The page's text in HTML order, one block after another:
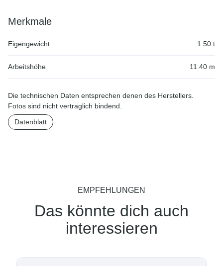
Merkmale
Eigengewicht 1.50 t
Arbeitshöhe 11.40 m
Die technischen Daten entsprechen denen des Herstellers.
Fotos sind nicht vertraglich bindend.
Datenblatt
EMPFEHLUNGEN
Das könnte dich auch
interessieren